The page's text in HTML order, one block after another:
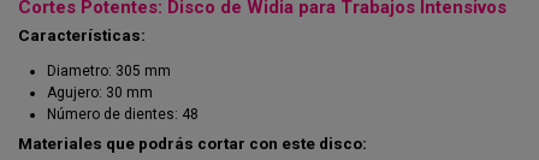
Cortes Potentes: Disco de Widia para Trabajos Intensivos
Características:
Diametro: 305 mm
Agujero: 30 mm
Número de dientes: 48
Materiales que podrás cortar con este disco: